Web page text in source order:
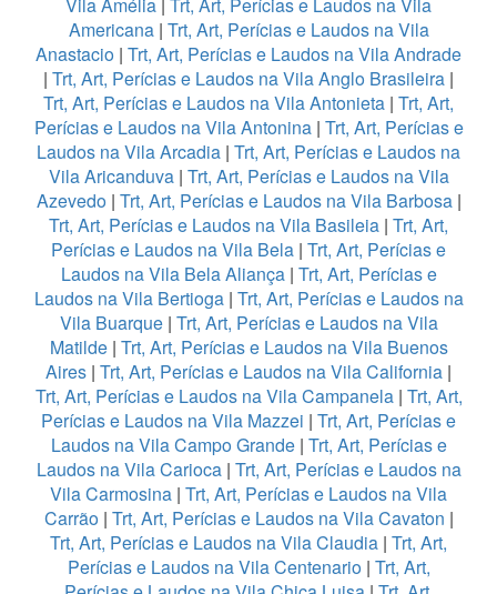
Vila Amélia | Trt, Art, Perícias e Laudos na Vila
Americana| Trt, Art, Perícias e Laudos na Vila
Anastacio | Trt, Art, Perícias e Laudos na Vila Andrade
| Trt, Art, Perícias e Laudos na Vila Anglo Brasileira |
Trt, Art, Perícias e Laudos na Vila Antonieta | Trt, Art,
Perícias e Laudos na Vila Antonina| Trt, Art, Perícias e
Laudos na Vila Arcadia | Trt, Art, Perícias e Laudos na
Vila Aricanduva| Trt, Art, Perícias e Laudos na Vila
Azevedo| Trt, Art, Perícias e Laudos na Vila Barbosa|
Trt, Art, Perícias e Laudos na Vila Basileia | Trt, Art,
Perícias e Laudos na Vila Bela | Trt, Art, Perícias e
Laudos na Vila Bela Aliança| Trt, Art, Perícias e
Laudos na Vila Bertioga| Trt, Art, Perícias e Laudos na
Vila Buarque| Trt, Art, Perícias e Laudos na Vila
Matilde| Trt, Art, Perícias e Laudos na Vila Buenos
Aires | Trt, Art, Perícias e Laudos na Vila California |
Trt, Art, Perícias e Laudos na Vila Campanela| Trt, Art,
Perícias e Laudos na Vila Mazzei | Trt, Art, Perícias e
Laudos na Vila Campo Grande| Trt, Art, Perícias e
Laudos na Vila Carioca| Trt, Art, Perícias e Laudos na
Vila Carmosina | Trt, Art, Perícias e Laudos na Vila
Carrão| Trt, Art, Perícias e Laudos na Vila Cavaton |
Trt, Art, Perícias e Laudos na Vila Claudia | Trt, Art,
Perícias e Laudos na Vila Centenario| Trt, Art,